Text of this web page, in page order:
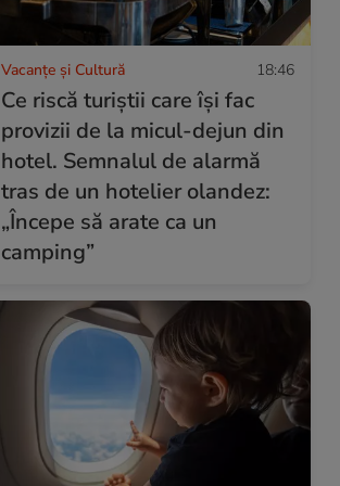
Vacanțe și Cultură 18:46
Ce riscă turiștii care își fac
provizii de la micul-dejun din
hotel. Semnalul de alarmă
tras de un hotelier olandez:
„Începe să arate ca un
camping”